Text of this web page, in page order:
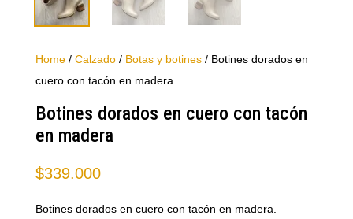
Home/ Calzado/ Botas y botines/ Botines dorados en
cuero con tacón en madera
Botines dorados en cuero con tacón
en madera
$339.000
Botines dorados en cuero con tacón en madera.